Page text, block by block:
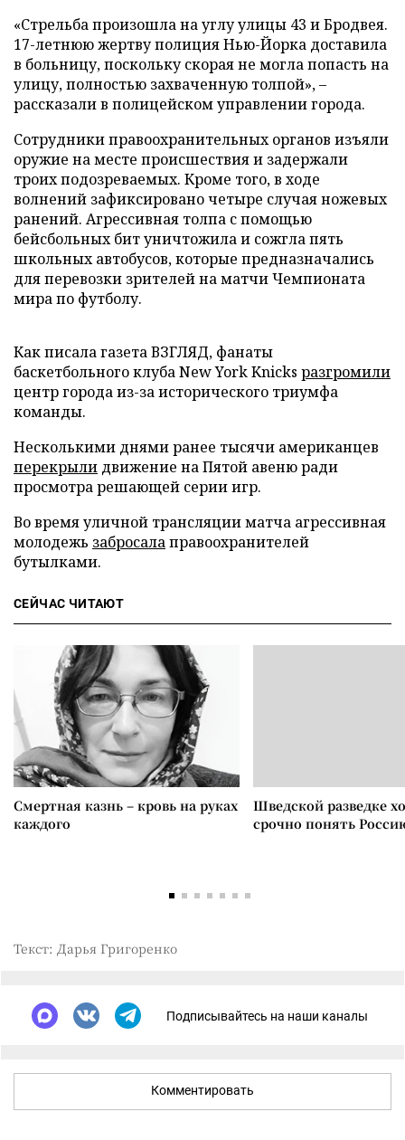
«Стрельба произошла на углу улицы 43 и Бродвея.
17-летнюю жертву полиция Нью-Йорка доставила
в больницу, поскольку скорая не могла попасть на
улицу, полностью захваченную толпой», –
рассказали в полицейском управлении города.
Сотрудники правоохранительных органов изъяли
оружие на месте происшествия и задержали
троих подозреваемых. Кроме того, в ходе
волнений зафиксировано четыре случая ножевых
ранений. Агрессивная толпа с помощью
бейсбольных бит уничтожила и сожгла пять
школьных автобусов, которые предназначались
для перевозки зрителей на матчи Чемпионата
мира по футболу.
Как писала газета ВЗГЛЯД, фанаты
баскетбольного клуба New York Knicks разгромили
центр города из-за исторического триумфа
команды.
Несколькими днями ранее тысячи американцев
перекрыли движение на Пятой авеню ради
просмотра решающей серии игр.
Во время уличной трансляции матча агрессивная
молодежь забросалаправоохранителей
бутылками.
СЕЙЧАС ЧИТАЮТ
Смертная казнь – кровь на руках
каждого
Шведской разведке
срочно понять
Текст: Дарья Григоренко
Подписывайтесь на наши каналы
Комментировать